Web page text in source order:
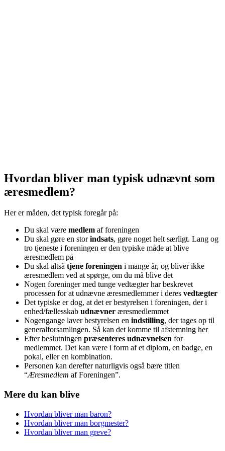
Hvordan bliver man typisk udnævnt som
æresmedlem?
Her er måden, det typisk foregår på:
Du skal være medlem af foreningen
Du skal gøre en storindsats, gøre noget helt særligt. Lang og
tro tjeneste i foreningen er den typiske måde at blive
æresmedlem på
Du skal altså tjene foreningen i mange år, og bliver ikke
æresmedlem ved at spørge, om du må blive det
Nogen foreninger med tunge vedtægter har beskrevet
processen for at udnævne æresmedlemmer i deres vedtægter
Det typiske er dog, at det er bestyrelsen i foreningen, der i
enhed/fællesskab udnævner æresmedlemmet
Nogengange laver bestyrelsen en indstilling, der tages op til
generalforsamlingen. Så kan det komme til afstemning her
Efter beslutningen præsenteres udnævnelsen for
medlemmet. Det kan være i form af et diplom, en badge, en
pokal, eller en kombination.
Personen kan derefter naturligvis også bære titlen
“Æresmedlem af Foreningen”.
Mere du kan blive
Hvordan bliver man baron?
Hvordan bliver man borgmester?
Hvordan bliver man greve?